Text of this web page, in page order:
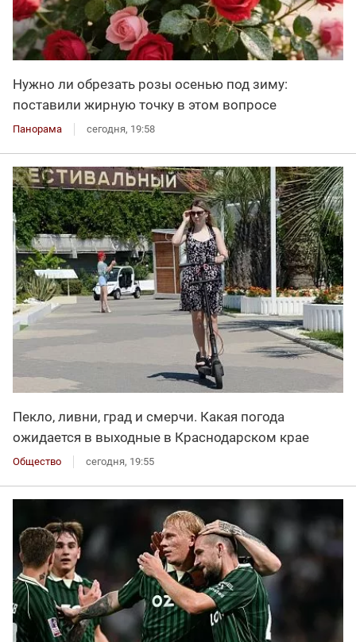
Нужно ли обрезать розы осенью под зиму:
поставили жирную точку в этом вопросе
Панорама сегодня, 19:58
Пекло, ливни, град и смерчи. Какая погода
ожидается в выходные в Краснодарском крае
Общество сегодня, 19:55